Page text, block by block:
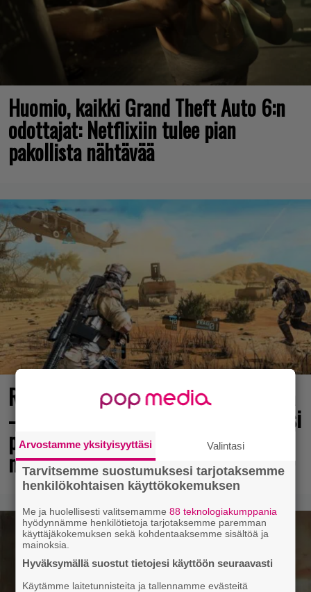
Huomio, kaikki Grand Theft Auto 6:n
odottajat: Netflixiin tulee pian
pakollista nähtävää
Rakastettu pelisarja täyttää 25 vuotta
– vuonna 2012 julkaistu osa ilmaiseksi
pc:lle, muita osia voi testailla
maksutta
Arvostamme yksityisyyttäsi Valintasi
Tarvitsemme suostumuksesi tarjotaksemme
henkilökohtaisen käyttökokemuksen
Me ja huolellisesti valitsemamme88 teknologiakumppania
hyödynnämme henkilötietoja tarjotaksemme paremman
käyttäjäkokemuksen sekä kohdentaaksemme sisältöä ja
mainoksia.
Hyväksymällä suostut tietojesi käyttöön seuraavasti
Käytämme laitetunnisteita ja tallennamme evästeitä